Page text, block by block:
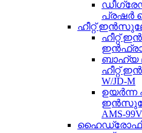
പ്രഷർ
ഹീറ്റ്
ഹീറ്റ്
ബാഹ്യ
ഹീറ്റ്
W/JD-M
ഉയർന്ന
AMS-99V